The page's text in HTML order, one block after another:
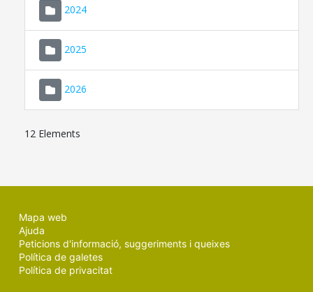
2024
2025
2026
12 Elements
Mapa web
Ajuda
Peticions d'informació, suggeriments i queixes
Política de galetes
Política de privacitat